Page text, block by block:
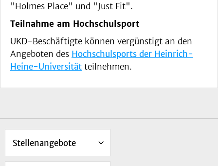
"Holmes Place" und "Just Fit".
Teilnahme am Hochschulsport
UKD-Beschäftigte können vergünstigt an den
Angeboten des Hochschulsports der Heinrich-
Heine-Universität teilnehmen.
Stellenangebote